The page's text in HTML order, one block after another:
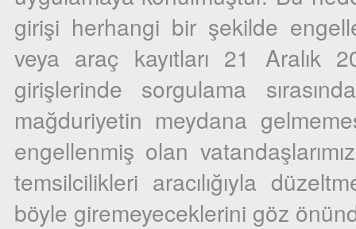
girişi herhangi bir şekilde
veya araç kayıtları 21 Aralık
girişlerinde sorgulama
mağduriyetin meydana
engellenmiş olan
temsilcilikleri aracılığıyla
böyle giremeyeceklerini göz